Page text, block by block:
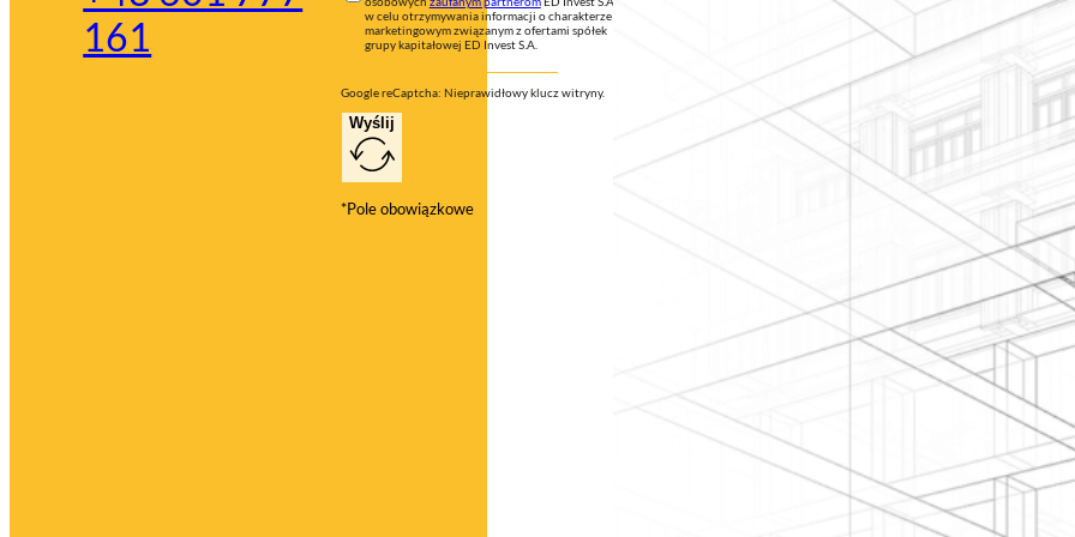
161
w celu otrzymywania informacji o charakterze
marketingowym związanym z ofertami spółek
grupy kapitałowej ED Invest S.A.
Google reCaptcha: Nieprawidłowy klucz witryny.
Wyślij
*Pole obowiązkowe